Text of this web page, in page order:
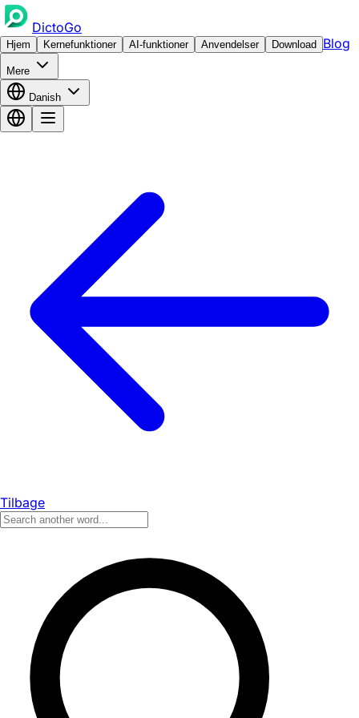
DictoGo
Hjem Kernefunktioner AI-funktioner Anvendelser Download Blog
Mere
Danish
Tilbage